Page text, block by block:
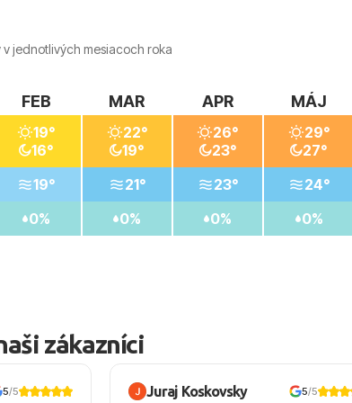
jednotlivých mesiacoch roka
FEB
19°
16°
19°
0%
MAR
22°
19°
21°
0%
APR
26°
23°
23°
0%
MÁJ
29°
27°
24°
0%
zákazníci
5/5 Juraj Koskovsky 5/5